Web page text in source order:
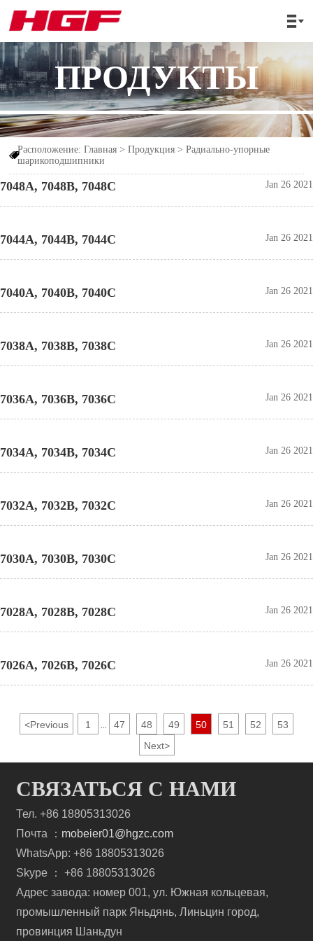

ПРОДУКТЫ

Расположение:Главная >Продукция >Радиально-упорные
шарикоподшипники
7048A, 7048B, 7048C Jan 26 2021
7044A, 7044B, 7044C Jan 26 2021
7040A, 7040B, 7040C Jan 26 2021
7038A, 7038B, 7038C Jan 26 2021
7036A, 7036B, 7036C Jan 26 2021
7034A, 7034B, 7034C Jan 26 2021
7032A, 7032B, 7032C Jan 26 2021
7030A, 7030B, 7030C Jan 26 2021
7028A, 7028B, 7028C Jan 26 2021
7026A, 7026B, 7026C Jan 26 2021
<Previous 1 47 48 49 50 51 52
53
Next>
СВЯЗАТЬСЯ С НАМИ
Тел. +86 18805313026
Почта ： mobeier01@hgzc.com
WhatsApp: +86 18805313026
Skype ： +86 18805313026
Адрес завода: номер 001, ул. Южная кольцевая,
промышленный парк Яньдянь, Линьцин город,
провинция Шаньдун